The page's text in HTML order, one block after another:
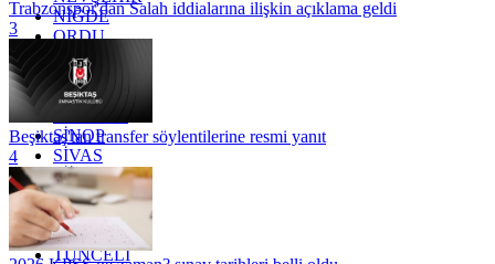
NİĞDE
ORDU
OSMANİYE
RİZE
SAKARYA
SİNOP
SİVAS
SİİRT
TEKİRDAĞ
TOKAT
TRABZON
TUNCELİ
Trabzonspor'dan Salah iddialarına ilişkin açıklama geldi
3
Beşiktaş'tan transfer söylentilerine resmi yanıt
4